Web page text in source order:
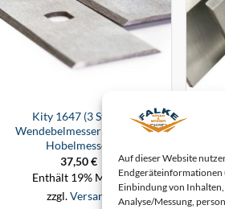
Auf dieser Website
Endgeräteinformationen
Einbindung von
Analyse/Messung,
Kity 1647 (3 Stück)
Wendebelmesser 310mm
Hobelmesser
37,50€
Enthält 19% MwSt.
zzgl.Versand